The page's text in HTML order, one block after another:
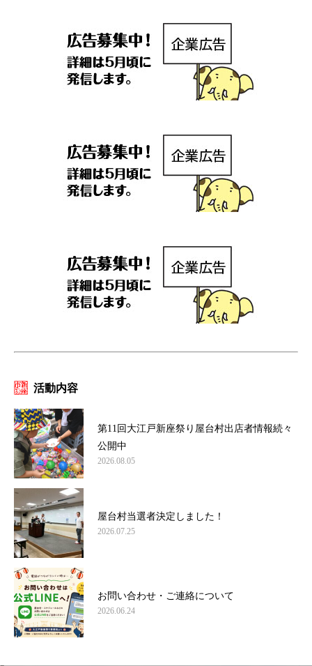
活動内容
第11回大江戸新座祭り屋台村出店者情報続々
公開中
2026.08.05
屋台村当選者決定しました！
2026.07.25
お問い合わせ・ご連絡について
2026.06.24